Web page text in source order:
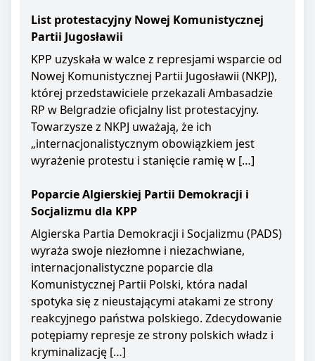
List protestacyjny Nowej Komunistycznej
Partii Jugosławii
KPP uzyskała w walce z represjami wsparcie od
Nowej Komunistycznej Partii Jugosławii (NKPJ),
której przedstawiciele przekazali Ambasadzie
RP w Belgradzie oficjalny list protestacyjny.
Towarzysze z NKPJ uważają, że ich
„internacjonalistycznym obowiązkiem jest
wyrażenie protestu i stanięcie ramię w […]
Poparcie Algierskiej Partii Demokracji i
Socjalizmu dla KPP
Algierska Partia Demokracji i Socjalizmu (PADS)
wyraża swoje niezłomne i niezachwiane,
internacjonalistyczne poparcie dla
Komunistycznej Partii Polski, która nadal
spotyka się z nieustającymi atakami ze strony
reakcyjnego państwa polskiego. Zdecydowanie
potępiamy represje ze strony polskich władz i
kryminalizację […]